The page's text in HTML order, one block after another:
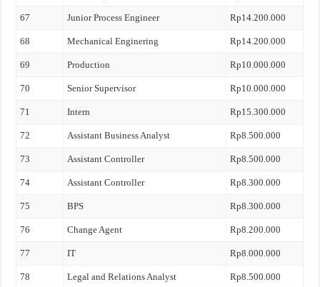
67 Junior Process Engineer Rp14.200.000
68 Mechanical Enginering Rp14.200.000
69 Production Rp10.000.000
70 Senior Supervisor Rp10.000.000
71 Intern Rp15.300.000
72 Assistant Business Analyst Rp8.500.000
73 Assistant Controller Rp8.500.000
74 Assistant Controller Rp8.300.000
75 BPS Rp8.300.000
76 Change Agent Rp8.200.000
77 IT Rp8.000.000
78 Legal and Relations Analyst Rp8.500.000